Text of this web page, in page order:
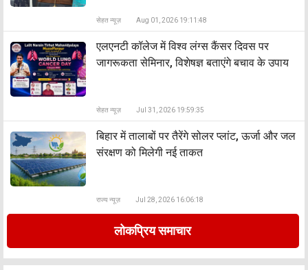
सेहत न्यूज़ Aug 01, 2026 19:11:48
एलएनटी कॉलेज में विश्व लंग्स कैंसर दिवस पर
जागरूकता सेमिनार, विशेषज्ञ बताएंगे बचाव के उपाय
सेहत न्यूज़ Jul 31, 2026 19:59:35
बिहार में तालाबों पर तैरेंगे सोलर प्लांट, ऊर्जा और जल
संरक्षण को मिलेगी नई ताकत
राज्य न्यूज़ Jul 28, 2026 16:06:18
लोकप्रिय समाचार